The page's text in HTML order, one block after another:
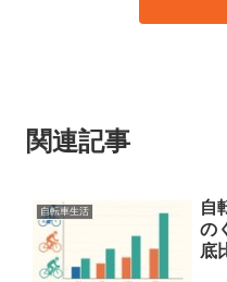
関連記事
自転車生活
自
の
底